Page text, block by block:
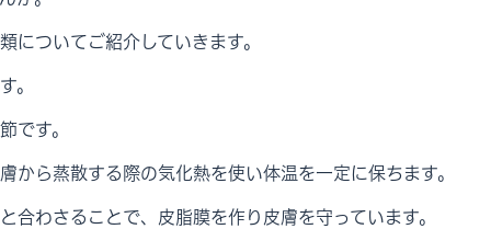
についてご紹介していきます。
。
です。
から蒸散する際の気化熱を使い体温を一定に保ちます。
合わさることで、皮脂膜を作り皮膚を守っています。